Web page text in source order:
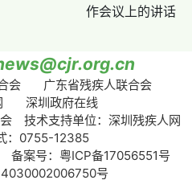
作会议上的讲话
会
广东省残疾人联合会
深圳政府在线
技术支持单位：深圳残疾人网
：0755-12385
案号： 粤ICP备17056551号
号